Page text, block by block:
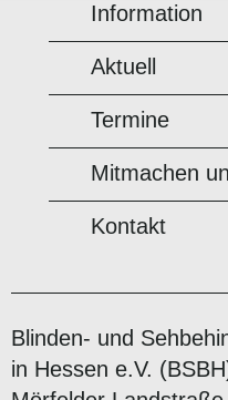
Information
Aktuell
Termine
Mitmachen
Kontakt
Blinden- und
in Hessen e.V.